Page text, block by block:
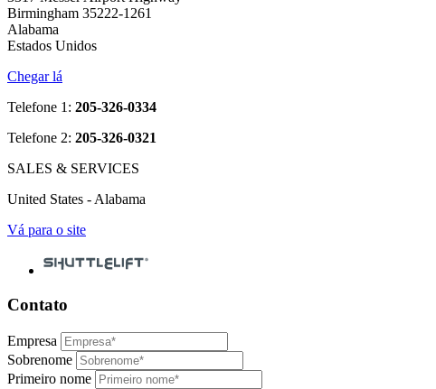
Birmingham 35222-1261
Alabama
Estados Unidos
Chegar lá
Telefone 1: 205-326-0334
Telefone 2: 205-326-0321
SALES & SERVICES
United States - Alabama
Vá para o site
Contato
Empresa
Sobrenome
Primeiro nome